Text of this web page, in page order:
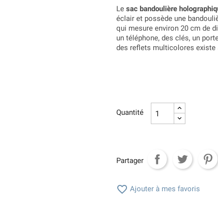
Le sac bandoulière
éclair et possède une
qui mesure environ 20 cm de
un téléphone, des clés, un
des reflets multicolores existe
Quantité
Partager
 Ajouter à mes favoris